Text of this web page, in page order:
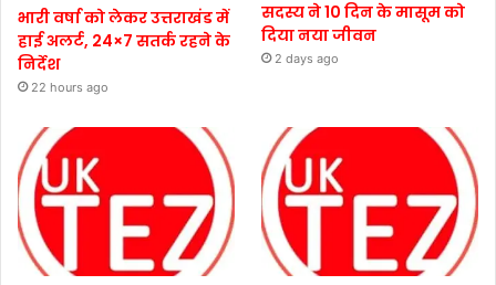
भारी वर्षा को लेकर उत्तराखंड में
हाई अलर्ट, 24×7 सतर्क रहने के
निर्देश
22 hours ago
सदस्य ने 10 दिन के मासूम को
दिया नया जीवन
2 days ago